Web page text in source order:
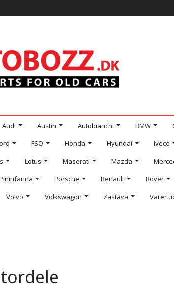
Audi Austin Autobianchi BMW
FSO Honda Hyundai Iveco
Lotus Maserati Mazda
Pininfarina Porsche Renault Rover
Volvo Volkswagon Zastava Varer